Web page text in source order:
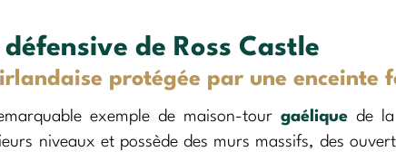
de Ross Castle
protégée par une enceinte
exemple de maison-tourgaélique de
niveaux et possède des murs massifs, des